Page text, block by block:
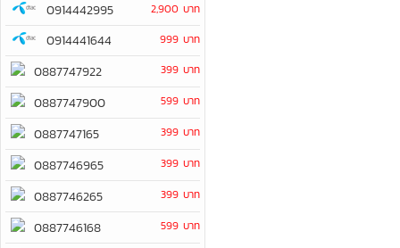
0914442995 2,900 บาท
0914441644 999 บาท
0887747922 399 บาท
0887747900 599 บาท
0887747165 399 บาท
0887746965 399 บาท
0887746265 399 บาท
0887746168 599 บาท